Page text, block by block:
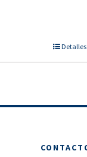
Detalles